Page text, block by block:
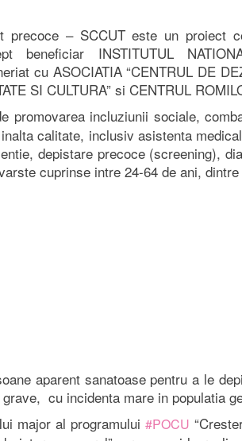
– SCCUT este un proiect
beneficiar INSTITUTUL
cu ASOCIATIA “CENTRUL DE
SI CULTURA” si CENTRUL
promovarea incluziunii sociale,
calitate, inclusiv asistenta
depistare precoce (screening),
cuprinse intre 24-64 de ani,
aparent sanatoase pentru a le
cu incidenta mare in populatia
major al programului #POCU